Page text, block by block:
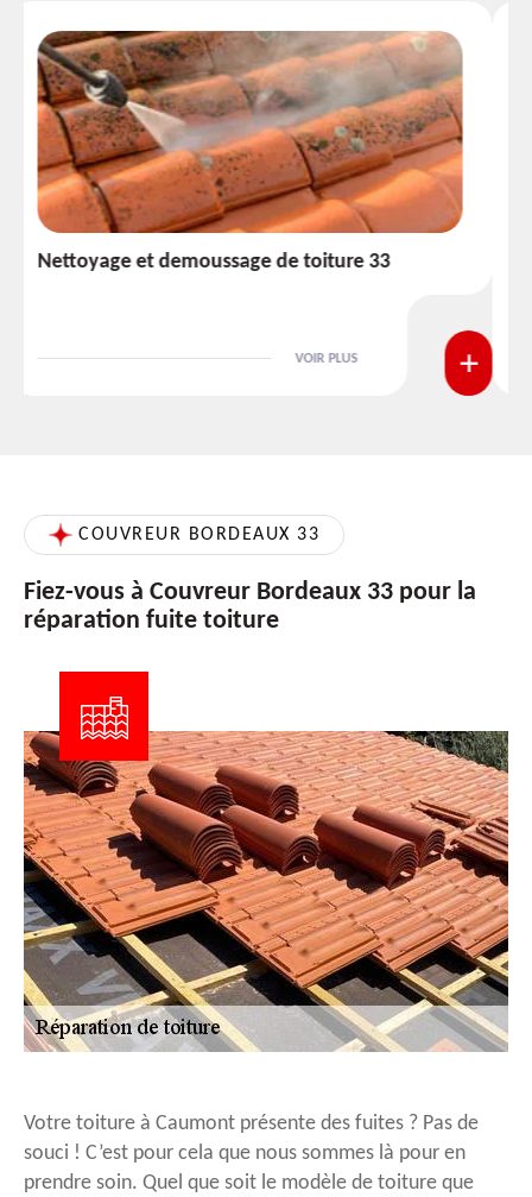
Etanchéité toiture 33
VOIR PLUS
COUVREUR BORDEAUX 33
Fiez-vous à Couvreur Bordeaux 33 pour la
réparation fuite toiture
Votre toiture à Caumont présente des fuites ? Pas de
souci ! C’est pour cela que nous sommes là pour en
prendre soin. Quel que soit le modèle de toiture que